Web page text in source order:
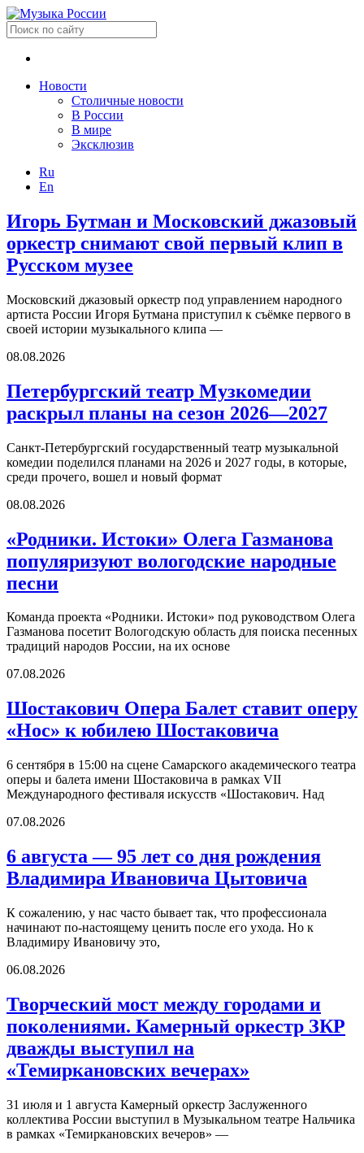
Новости
Столичные новости
В России
В мире
Эксклюзив
Ru
En
Игорь Бутман и Московский джазовый
оркестр снимают свой первый клип в
Русском музее
Московский джазовый оркестр под управлением народного
артиста России Игоря Бутмана приступил к съёмке первого в
своей истории музыкального клипа —
08.08.2026
Петербургский театр Музкомедии
раскрыл планы на сезон 2026—2027
Санкт-Петербургский государственный театр музыкальной
комедии поделился планами на 2026 и 2027 годы, в которые,
среди прочего, вошел и новый формат
08.08.2026
«Родники. Истоки» Олега Газманова
популяризуют вологодские народные
песни
Команда проекта «Родники. Истоки» под руководством Олега
Газманова посетит Вологодскую область для поиска песенных
традиций народов России, на их основе
07.08.2026
Шостакович Опера Балет ставит оперу
«Нос» к юбилею Шостаковича
6 сентября в 15:00 на сцене Самарского академического театра
оперы и балета имени Шостаковича в рамках VII
Международного фестиваля искусств «Шостакович. Над
07.08.2026
6 августа — 95 лет со дня рождения
Владимира Ивановича Цытовича
К сожалению, у нас часто бывает так, что профессионала
начинают по-настоящему ценить после его ухода. Но к
Владимиру Ивановичу это,
06.08.2026
Творческий мост между городами и
поколениями. Камерный оркестр ЗКР
дважды выступил на
«Темиркановских вечерах»
31 июля и 1 августа Камерный оркестр Заслуженного
коллектива России выступил в Музыкальном театре Нальчика
в рамках «Темиркановских вечеров» —